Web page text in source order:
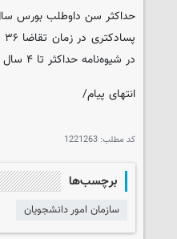
در شیوه‌نامه حداکثر تا ۴ سال افزوده می‌شود.
انتهای پیام/
کد مطلب: 1221263
برچسب‌ها
سازمان امور دانشجویان